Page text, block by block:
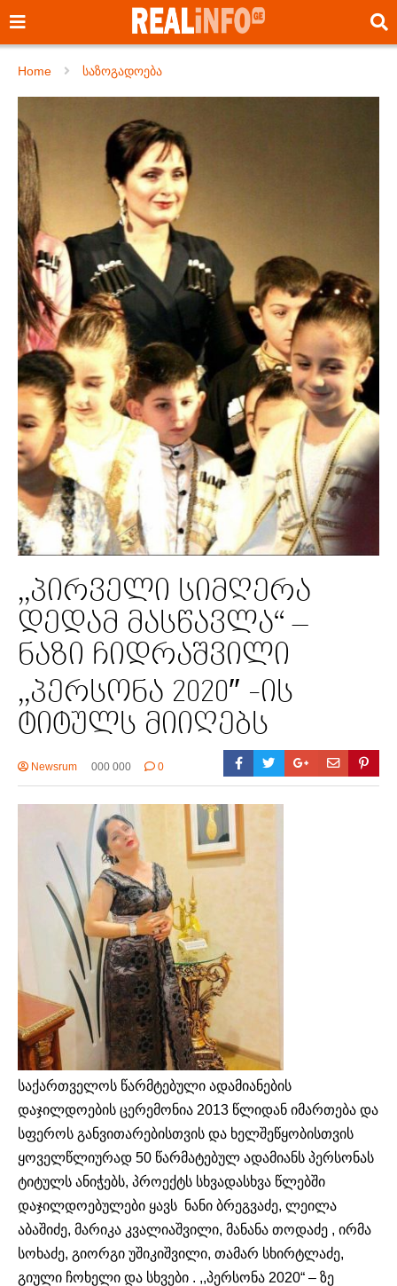
Home საზოგადოება
,,პირველი სიმღერა
დედამ მასწავლა“ –
ნაზი ჩიდრაშვილი
,,პერსონა 2020″ -ის
ტიტულს მიიღებს
Newsrum 000 000 0
საქართველოს წარმტებული ადამიანების
დაჯილდოების ცერემონია 2013 წლიდან იმართება და
სფეროს განვითარებისთვის და ხელშეწყობისთვის
ყოველწლიურად 50 წარმატებულ ადამიანს პერსონას
ტიტულს ანიჭებს, პროექტს სხვადასხვა წლებში
დაჯილდოებულები ყავს ნანი ბრეგვაძე, ლეილა
აბაშიძე, მარიკა კვალიაშვილი, მანანა თოდაძე , ირმა
სოხაძე, გიორგი უშიკიშვილი, თამარ სხირტლაძე,
გიული ჩოხელი და სხვები . ,,პერსონა 2020“ – ზე